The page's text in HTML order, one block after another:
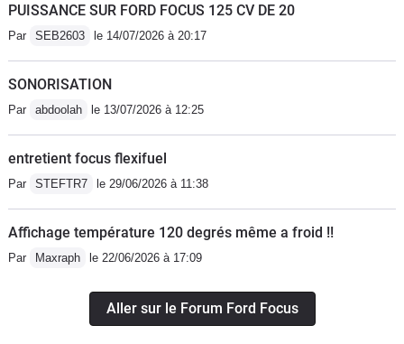
PUISSANCE SUR FORD FOCUS 125 CV DE 20
Par SEB2603 le 14/07/2026 à 20:17
SONORISATION
Par abdoolah le 13/07/2026 à 12:25
entretient focus flexifuel
Par STEFTR7 le 29/06/2026 à 11:38
Affichage température 120 degrés même a froid !!
Par Maxraph le 22/06/2026 à 17:09
Aller sur le Forum Ford Focus